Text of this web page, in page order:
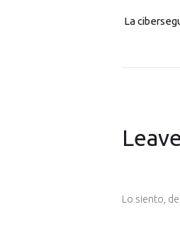
La
Lo siento,